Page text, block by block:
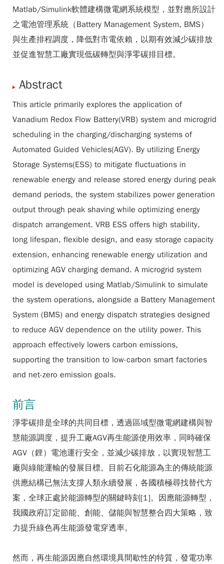
Matlab/Simulink軟體建構微電網系統模型，並對應所設計
之電池管理系統（Battery Management System, BMS）
與生產排程調度，降低對市電依賴，以期有效減少碳排放
並促進智慧工廠實現低碳轉型與淨零碳排目標。
Abstract
This article primarily explores the application of
Vanadium Redox Flow Battery(VRB) system and microgrid
scheduling in the charging/discharging systems of
Automated Guided Vehicles(AGV). By utilizing Energy
Storage Systems(ESS) to mitigate fluctuations in
renewable energy and release stored energy during peak
demand periods, the system stabilizes power generation
output through peak shaving while optimizing energy
dispatch arrangement. VRB ESS offers high stability,
long lifespan, flexible design, and easy storage capacity
extension, enhancing renewable energy utilization and
optimizing AGV charging demand. A microgrid system
model is developed using Matlab/Simulink to simulate
the system operations, alongside a Battery Management
System (BMS) and energy dispatch strategies designed
to reduce AGV dependence on the utility power. This
approach effectively lowers carbon emissions,
supporting the transition to low-carbon smart factories
and net-zero emission goals.
前言
淨零碳排是全球的共同目標，透過區域型微電網建構與智
慧能源調度，提升工廠AGV再生能源使用效率，同時確保
AGV（鋰）電池運行安全，並減少碳排放，以實現智慧工
廠與綠能運輸的發展目標。目前石化能源為主的傳統能源
供應結構已無法支撐人類永續發展，各國積極尋找替代方
案，全球正處於能源轉型的關鍵時刻[1]。因應能源轉型，
我國政府訂定節能、創能、儲能與智慧整合四大策略，致
力提升綠色再生能源發電穿透率。
然而，再生能源因應自然環境具間歇性的特質，發電功率